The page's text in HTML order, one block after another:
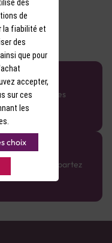
des Vignes
écoute
mesure et repartez
des
de
la fiabilité et
des
que pour
accepter,
sur ces
les
choix